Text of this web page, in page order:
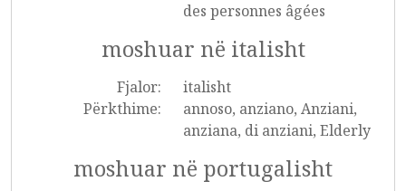
des personnes âgées
moshuar në italisht
Fjalor:
italisht
Përkthime:
annoso, anziano, Anziani,
anziana, di anziani, Elderly
moshuar në portugalisht